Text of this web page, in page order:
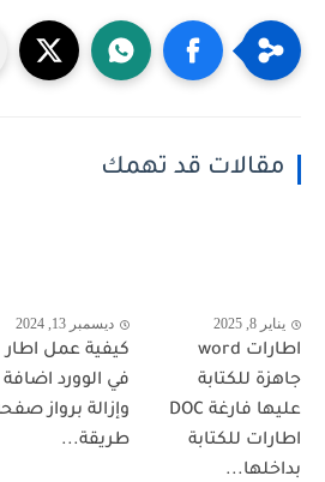
مقالات قد تهمك
يناير 8, 2025
اطارات word
جاهزة للكتابة
عليها فارغة DOC
اطارات للكتابة
بداخلها...
ديسمبر 13, 2024
كيفية عمل اطار
في الوورد اضافة
وإزالة برواز
طريقة...